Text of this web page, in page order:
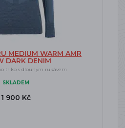
MEDIUM WARM AMR
DARK DENIM
triko s dlouhým rukávem
SKLADEM
1 900 Kč